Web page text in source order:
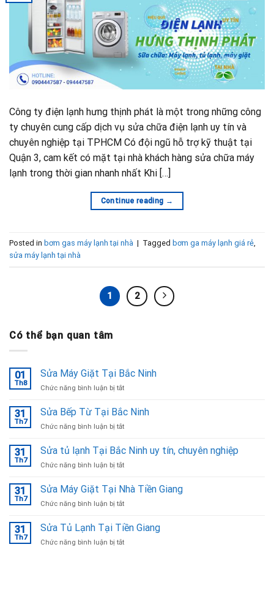
Công ty điện lạnh hưng thịnh phát là một trong những công
ty chuyên cung cấp dịch vụ sửa chữa điện lạnh uy tín và
chuyên nghiệp tại TPHCM Có đội ngũ hỗ trợ kỹ thuật tại
Quận 3, cam kết có mặt tại nhà khách hàng sửa chữa máy
lạnh trong thời gian nhanh nhất Khi […]
Continue reading →
Posted in bơm gas máy lạnh tại nhà | Tagged bơm ga máy lạnh giá rẻ
sửa máy lạnh tại nhà
1 2
Có thể bạn quan tâm
01
Th8
Sửa Máy Giặt Tại Bắc Ninh
Chức năng bình luận bị tắtở
Máy
Tại
Ninh
31
Th7
Sửa Bếp Từ Tại Bắc Ninh
Chức năng bình luận bị tắtở
Bếp
Tại
Ninh
31
Th7
Sửa tủ lạnh Tại Bắc Ninh uy tín, chuyên nghiệp
Chức năng bình luận bị tắtở
tủ
Tại
Ninh
31
Th7
Sửa Máy Giặt Tại Nhà Tiền Giang
Chức năng bình luận bị tắtở
Máy
Giặt
Tại
31
Th7
Sửa Tủ Lạnh Tại Tiền Giang
Chức năng bình luận bị tắtở